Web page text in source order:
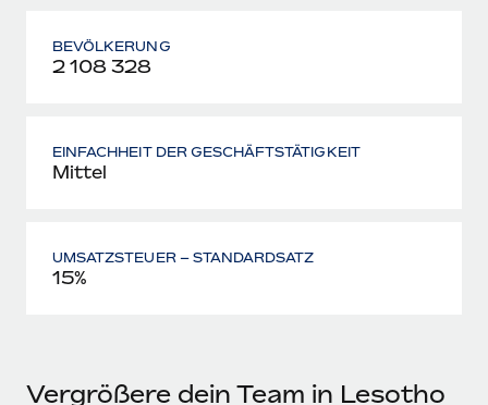
BEVÖLKERUNG
2 108 328
EINFACHHEIT DER GESCHÄFTSTÄTIGKEIT
Mittel
UMSATZSTEUER – STANDARDSATZ
15%
Vergrößere dein Team in Lesotho